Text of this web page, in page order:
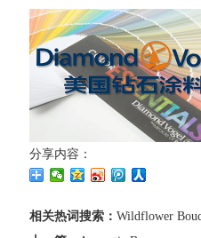
分享内容：
相关热词搜索： Wildflower